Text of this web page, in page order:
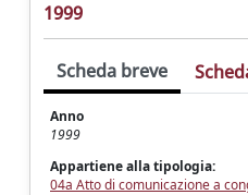
1999
Scheda breve
Anno
1999
Appartiene alla tipologia:
04a Atto di comunicazione a